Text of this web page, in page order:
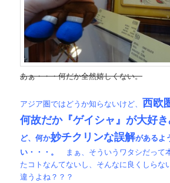
あぁ・・・何だか全然嬉しくない。
アジア圏ではどうか知らないけど、 西欧
何故だか『ゲイシャ』が大好
ど、何か妙チクリンな誤解があるよ
い・・・。
まぁ、そういうワタシだって
たコトなんてないし、そんなに良くしら
違うよね？？？